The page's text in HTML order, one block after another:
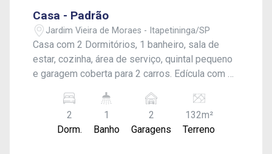
Casa - Padrão
Jardim Vieira de Moraes - Itapetininga/SP
Casa com 2 Dormitórios, 1 banheiro, sala de
estar, cozinha, área de serviço, quintal pequeno
e garagem coberta para 2 carros. Edícula com 1
2
Dorm.
1
Banho
2
Garagens
132m²
Terreno